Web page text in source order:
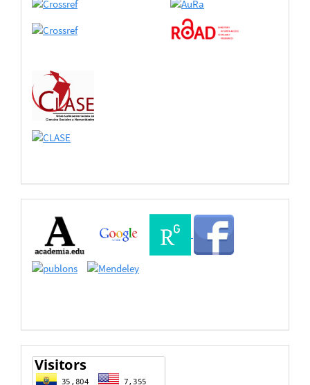
Buscadores
Bases
de
estadisticas